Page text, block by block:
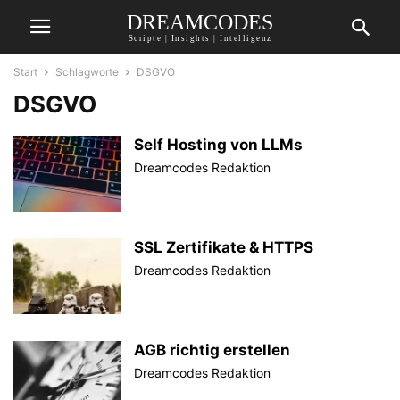
DREAMCODES
Scripte | Insights | Intelligenz
Start Schlagworte DSGVO
DSGVO
Self Hosting von LLMs
Dreamcodes Redaktion
SSL Zertifikate & HTTPS
Dreamcodes Redaktion
AGB richtig erstellen
Dreamcodes Redaktion